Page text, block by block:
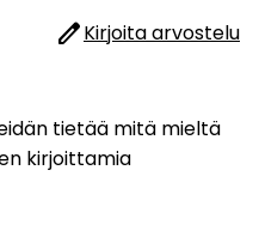
editKirjoita arvostelu
tietää mitä mieltä
kirjoittamia